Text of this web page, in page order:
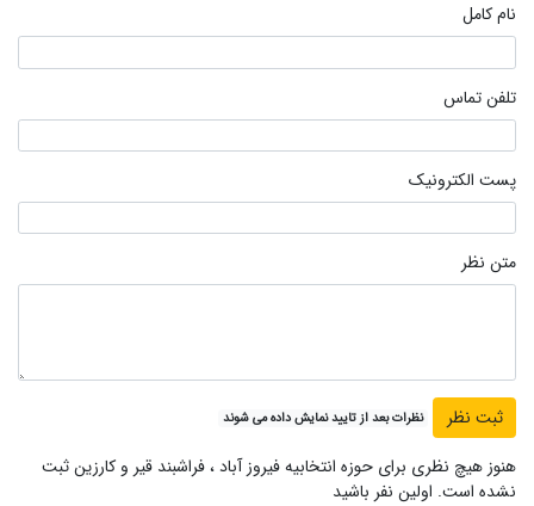
نام کامل
تلفن تماس
پست الکترونیک
متن نظر
نظرات بعد از تایید نمایش داده می شوند
هنوز هیچ نظری برای حوزه انتخابیه فیروز آباد ، فراشبند قیر و کارزین ثبت
نشده است. اولین نفر باشید